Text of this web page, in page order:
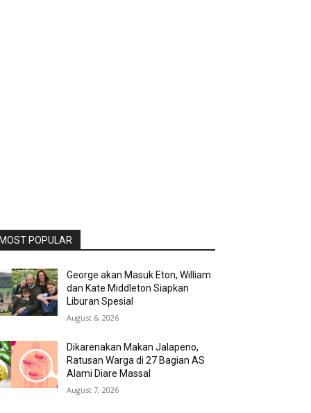
MOST POPULAR
George akan Masuk Eton, William
dan Kate Middleton Siapkan
Liburan Spesial
August 6, 2026
Dikarenakan Makan Jalapeno,
Ratusan Warga di 27 Bagian AS
Alami Diare Massal
August 7, 2026